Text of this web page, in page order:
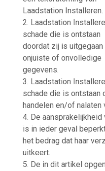
Laadstation Installeren.
2. Laadstation
schade die is ontstaan
doordat zij is
onjuiste of onvolledige
gegevens.
3. Laadstation
schade die is ontstaan
handelen en/of nalaten
4. De
is in ieder geval
het bedrag dat haar
uitkeert.
5. De in dit artikel